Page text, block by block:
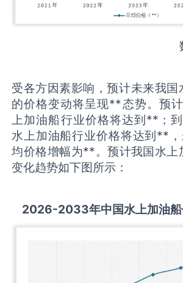
受各方因素影响，预计未来我国
的价格变动将呈现**态势。预
上加油船行业价格将达到**；
水上加油船行业价格将达到**
均价格增幅为**。预计我国水上
变化趋势如下图所示：
2026-2033年中国水上加油船